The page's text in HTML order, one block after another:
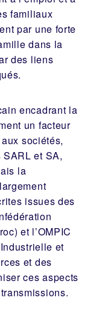
familiaux
par une forte
dans la
des liens
encadrant la
un facteur
sociétés,
et SA,
la
issues des
et l’OMPIC
et
et des
ces aspects